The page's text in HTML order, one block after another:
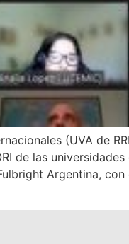
(UVA de
de las
Argentina,